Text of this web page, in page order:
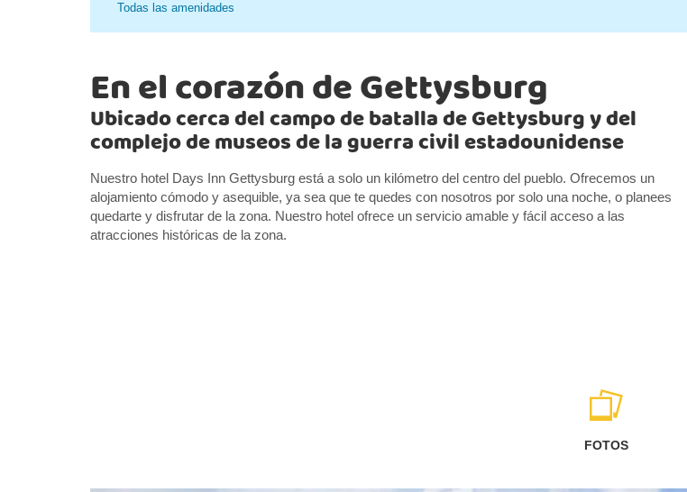
Todas las amenidades
En el corazón de Gettysburg
Ubicado cerca del campo de batalla de Gettysburg y del
complejo de museos de la guerra civil estadounidense
Nuestro hotel Days Inn Gettysburg está a solo un kilómetro del centro del pueblo. Ofrecemos un
alojamiento cómodo y asequible, ya sea que te quedes con nosotros por solo una noche, o planees
quedarte y disfrutar de la zona. Nuestro hotel ofrece un servicio amable y fácil acceso a las
atracciones históricas de la zona.
FOTOS